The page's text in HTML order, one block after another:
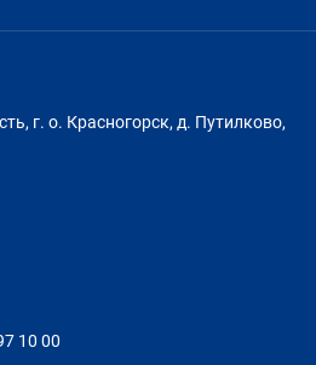
г. о. Красногорск, д. Путилково,
10 00